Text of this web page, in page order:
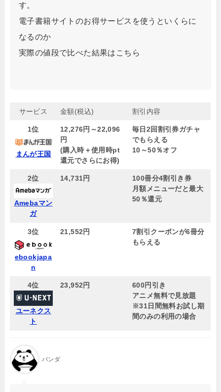
す。
電子書籍サイトのお得サービスを使うといくらに
なるのか
実際の値段で比べた結果はこちら
サービス 金額(税込) 割引内容
1位
まんが王国
12,276円～22,096
円
(購入時＋使用時pt
還元でさらにお得)
毎日2回割引券ガチャ
でもらえる
10～50％オフ
2位
Amebaマン
ガ
14,731円
100冊分4割引き券
月額メニューだと最大
50％還元
3位
ebookjapa
n
21,552円
7割引クーポンが6冊分
もらえる
4位
ユーネクス
ト
23,952円
600円引き
アニメ無料で見放題
※31日間無料お試し期
間のみの利用の場合
パンダ